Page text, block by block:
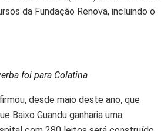
da Fundação Renova, incluindo o
foi para Colatina
desde maio deste ano, que
Baixo Guandu ganharia uma